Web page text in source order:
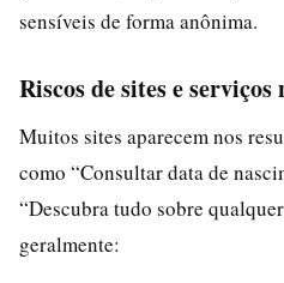
sensíveis de forma anônima.
Riscos de sites e
Muitos sites aparecem nos
como “Consultar data de
“Descubra tudo sobre
geralmente: